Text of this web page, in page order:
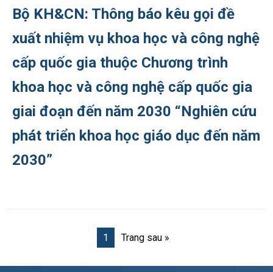
Bộ KH&CN: Thông báo kêu gọi đề
xuất nhiệm vụ khoa học và công nghệ
cấp quốc gia thuộc Chương trình
khoa học và công nghệ cấp quốc gia
giai đoạn đến năm 2030 “Nghiên cứu
phát triển khoa học giáo dục đến năm
2030”
1 Trang sau »